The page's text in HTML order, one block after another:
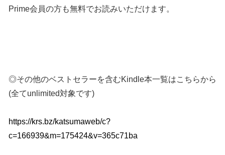
Prime会員の方も無料でお読みいただけます。
◎その他のベストセラーを含むKindle本一覧はこちらから
(全てunlimited対象です)
https://krs.bz/katsumaweb/c?
c=166939&m=175424&v=365c71ba